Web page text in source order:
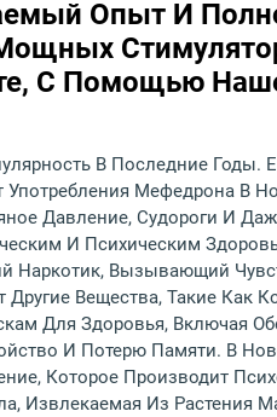
Опыт И
С Помощью
В Последние Годы.
Мефедрона В
Давление, Судороги И
И Психическим
Наркотик, Вызывающий
Вещества, Такие Как
Для Здоровья, Включая
И Потерю Памяти. В
Которое Производит
Извлекаемая Из Растения